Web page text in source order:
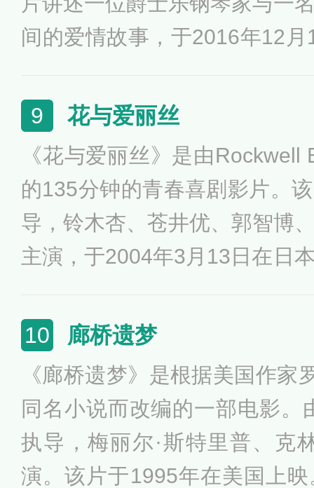
间的爱情故事，于2016年12
年11月，《帝国》杂志评选
帝之国》排名第3，第89届奥
最佳女主角以及第74届金球
最佳影片等奖项。
9 花与爱丽丝
《花与爱丽丝》是由
的135分钟的青春喜剧影片。
导，铃木杏、苍井优、郭智博
主演，于2004年3月13日在日
的既可爱又稍具可怕意味的奇
女孩在经历着荒唐谬误的三角
互相体谅、变得成熟，她们之
摧。
10 廊桥遗梦
《廊桥遗梦》是根据美国作家
同名小说而改编的一部电影。
执导，梅丽尔·斯特里普、克
演。该片于1995年在美国上